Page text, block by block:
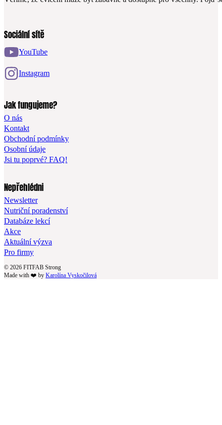
Sociální sítě
YouTube
Instagram
Jak fungujeme?
O nás
Kontakt
Obchodní podmínky
Osobní údaje
Jsi tu poprvé? FAQ!
Nepřehlédni
Newsletter
Nutriční poradenství
Databáze lekcí
Akce
Aktuální výzva
Pro firmy
© 2026 FITFAB Strong
Made with ❤️ by Karolína Vyskočilová